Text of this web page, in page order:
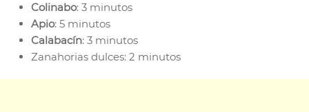
Colinabo: 3 minutos
Apio: 5 minutos
Calabacín: 3 minutos
Zanahorias dulces: 2 minutos